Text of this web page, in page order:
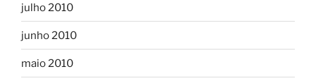
julho 2010
junho 2010
maio 2010